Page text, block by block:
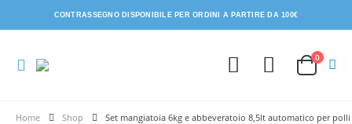
CONTRASSEGNO DISPONIBILE PER ORDINI A PARTIRE DA 100€
0
Shop Set mangiatoia 6kg e abbeveratoio 8,5lt automatico per polli